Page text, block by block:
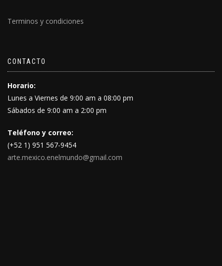
Terminos y condiciones
CONTACTO
Horario:
Lunes a Viernes de 9:00 am a 08:00 pm
Sábados de 9:00 am a 2:00 pm
Teléfono y correo:
(+52 1) 951 567-9454
arte.mexico.enelmundo@gmail.com